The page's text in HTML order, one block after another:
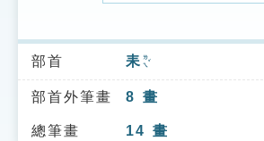
索引選單
知識索引
單字索引
部首 耒 ㄌㄟˇ
部首外筆畫 8 畫
總筆畫 14 畫